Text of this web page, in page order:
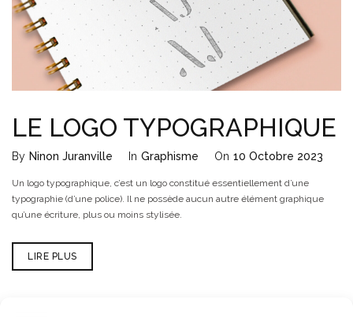
LE LOGO TYPOGRAPHIQUE
By Ninon Juranville In Graphisme On 10 Octobre 2023
Un logo typographique, c’est un logo constitué essentiellement d’une
typographie (d’une police). Il ne possède aucun autre élément graphique
qu’une écriture, plus ou moins stylisée.
LIRE PLUS